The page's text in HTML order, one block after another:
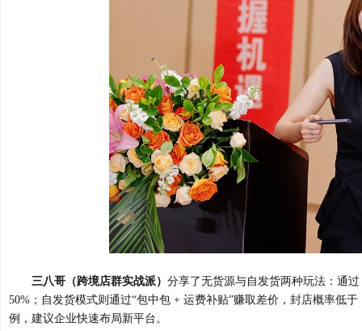
三八哥（跨境店群实战派） 分享了无货源与自发货两种玩法：通
50%；自发货模式则通过“包中包 + 运费补贴”赚取差价，封店概率低
例，建议企业快速布局新平台。